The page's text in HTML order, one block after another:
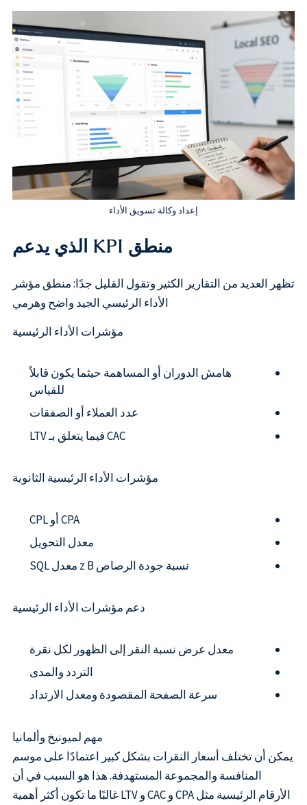
إعداد وكالة تسويق الأداء
منطق KPI الذي يدعم
تظهر العديد من التقارير الكثير وتقول القليل جدًا: منطق مؤشر
الأداء الرئيسي الجيد واضح وهرمي
مؤشرات الأداء الرئيسية
هامش الدوران أو المساهمة حيثما يكون قابلاً
للقياس
عدد العملاء أو الصفقات
CAC فيما يتعلق بـ LTV
مؤشرات الأداء الرئيسية الثانوية
CPA أو CPL
معدل التحويل
نسبة جودة الرصاص z B معدل SQL
دعم مؤشرات الأداء الرئيسية
معدل عرض نسبة النقر إلى الظهور لكل نقرة
التردد والمدى
سرعة الصفحة المقصودة ومعدل الارتداد
مهم لميونيخ وألمانيا
يمكن أن تختلف أسعار النقرات بشكل كبير اعتمادًا على موسم
المنافسة والمجموعة المستهدفة. هذا هو السبب في أن
الأرقام الرئيسية مثل CPA و CAC و LTV غالبًا ما تكون أكثر أهمية